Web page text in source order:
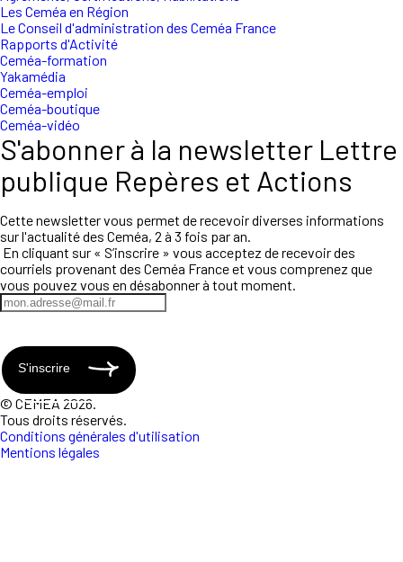
Les Ceméa en Région
Le Conseil d'administration des Ceméa France
Rapports d'Activité
Ceméa-formation
Yakamédia
Ceméa-emploi
Ceméa-boutique
Ceméa-vidéo
S'abonner à la newsletter Lettre
publique Repères et Actions
Cette newsletter vous permet de recevoir diverses informations
sur l'actualité des Ceméa, 2 à 3 fois par an.
En cliquant sur « S’inscrire » vous acceptez de recevoir des
courriels provenant des Ceméa France et vous comprenez que
vous pouvez vous en désabonner à tout moment.
S'inscrire
© CEMEA 2026.
Tous droits réservés.
Conditions générales d'utilisation
Mentions légales